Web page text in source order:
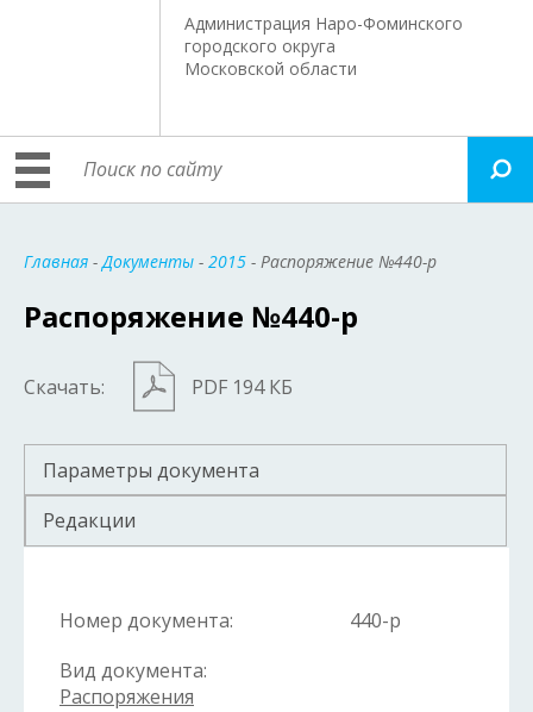
Администрация Наро-Фоминского
городского округа
Московской области
Главная -Документы - 2015 - Распоряжение №440-р
Распоряжение №440-р
Скачать: PDF 194 КБ
Параметры документа
Редакции
Номер документа:
440-р
Вид документа:
Распоряжения